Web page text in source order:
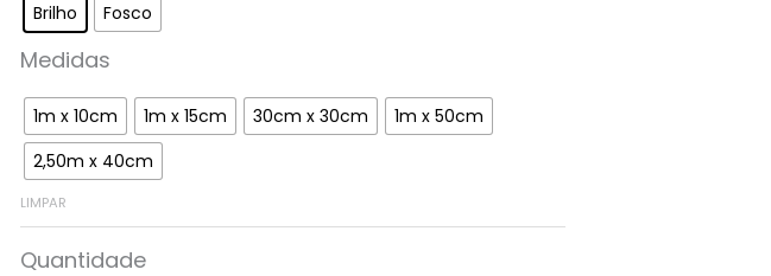
Brilho Fosco
Medidas
1m x 10cm 1m x 15cm 30cm x 30cm
1m x 50cm
2,50m x 40cm
LIMPAR
Quantidade